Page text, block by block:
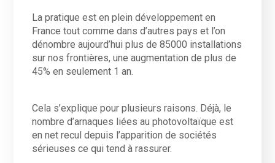
La pratique est en plein développement en
France tout comme dans d’autres pays et l’on
dénombre aujourd’hui plus de 85000 installations
sur nos frontières, une augmentation de plus de
45% en seulement 1 an.
Cela s’explique pour plusieurs raisons. Déjà, le
nombre d’arnaques liées au photovoltaïque est
en net recul depuis l’apparition de sociétés
sérieuses ce qui tend à rassurer.